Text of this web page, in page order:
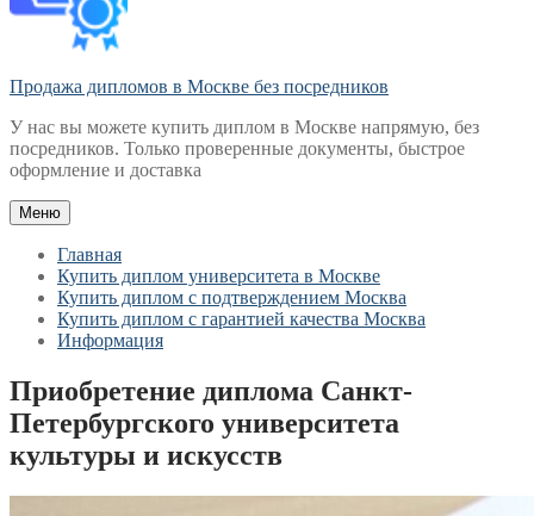
Продажа дипломов в Москве без посредников
У нас вы можете купить диплом в Москве напрямую, без
посредников. Только проверенные документы, быстрое
оформление и доставка
Меню
Главная
Купить диплом университета в Москве
Купить диплом с подтверждением Москва
Купить диплом с гарантией качества Москва
Информация
Приобретение диплома Санкт-
Петербургского университета
культуры и искусств